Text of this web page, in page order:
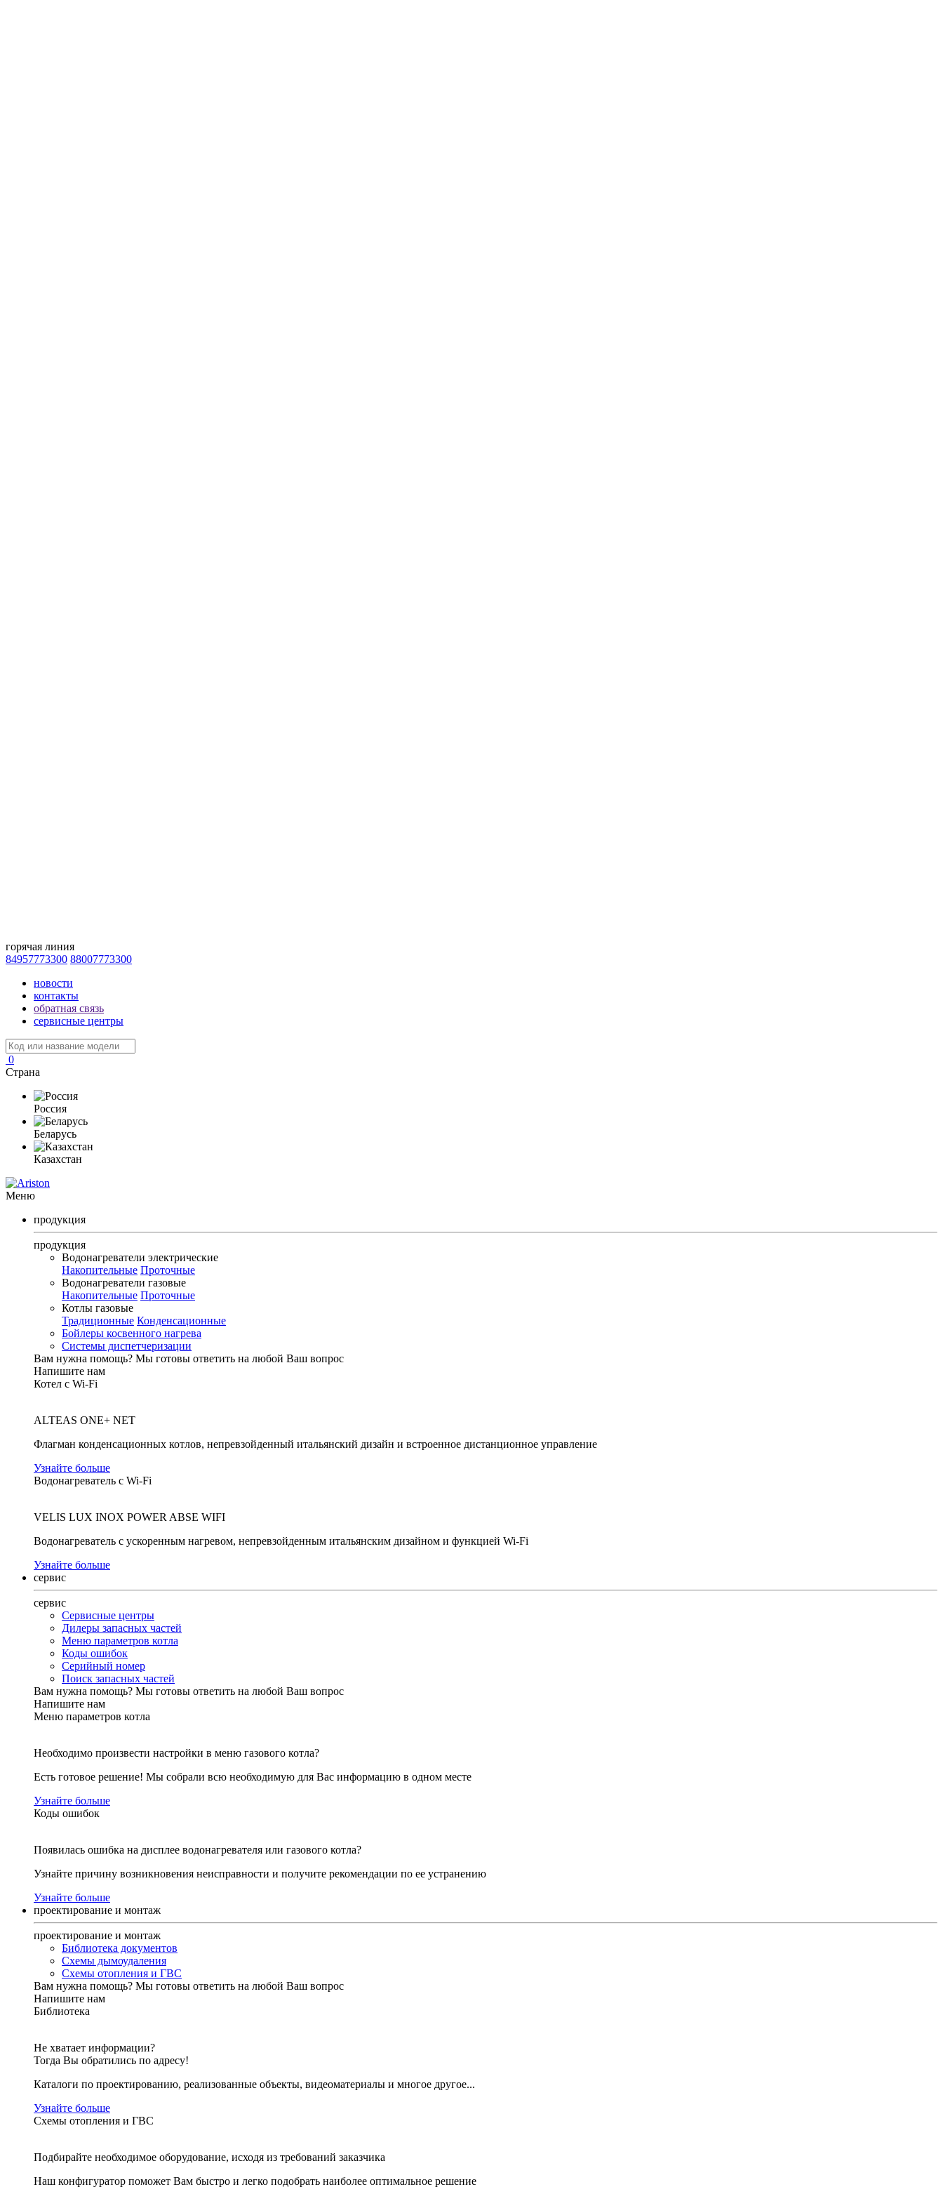
горячая линия
84957773300 88007773300
новости
контакты
обратная связь
сервисные центры
0
Страна
Россия
Беларусь
Казахстан
Меню
продукция
продукция
Водонагреватели электрические
Накопительные Проточные
Водонагреватели газовые
Накопительные Проточные
Котлы газовые
Традиционные Конденсационные
Бойлеры косвенного нагрева
Системы диспетчеризации
Вам нужна помощь? Мы готовы ответить на любой Ваш вопрос
Напишите нам
Котел с Wi-Fi
ALTEAS ONE+ NET
Флагман конденсационных котлов, непревзойденный итальянский дизайн и встроенное дистанционное управление
Узнайте больше
Водонагреватель с Wi-Fi
VELIS LUX INOX POWER ABSE WIFI
Водонагреватель с ускоренным нагревом, непревзойденным итальянским дизайном и функцией Wi-Fi
Узнайте больше
сервис
сервис
Сервисные центры
Дилеры запасных частей
Меню параметров котла
Коды ошибок
Серийный номер
Поиск запасных частей
Вам нужна помощь? Мы готовы ответить на любой Ваш вопрос
Напишите нам
Меню параметров котла
Необходимо произвести настройки в меню газового котла?
Есть готовое решение! Мы собрали всю необходимую для Вас информацию в одном месте
Узнайте больше
Коды ошибок
Появилась ошибка на дисплее водонагревателя или газового котла?
Узнайте причину возникновения неисправности и получите рекомендации по ее устранению
Узнайте больше
проектирование и монтаж
проектирование и монтаж
Библиотека документов
Схемы дымоудаления
Схемы отопления и ГВС
Вам нужна помощь? Мы готовы ответить на любой Ваш вопрос
Напишите нам
Библиотека
Не хватает информации?
Тогда Вы обратились по адресу!
Каталоги по проектированию, реализованные объекты, видеоматериалы и многое другое...
Узнайте больше
Схемы отопления и ГВС
Подбирайте необходимое оборудование, исходя из требований заказчика
Наш конфигуратор поможет Вам быстро и легко подобрать наиболее оптимальное решение